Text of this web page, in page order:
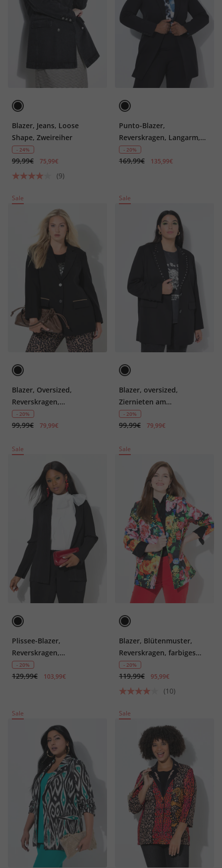
Blazer, Jeans, Loose
Shape, Zweireiher
- 24%
99,99€ 75,99€
(9)
Punto-Blazer,
Reverskragen, Langarm,
Komplettfutter
- 20%
169,99€ 135,99€
Sale
Blazer, Oversized,
Reverskragen,
Rückenschlitz
- 20%
99,99€ 79,99€
Sale
Blazer, oversized,
Ziernieten am
Reverskragen
- 20%
99,99€ 79,99€
Sale
Plissee-Blazer,
Reverskragen,
Knopfverschluss
- 20%
129,99€ 103,99€
Sale
Blazer, Blütenmuster,
Reverskragen, farbiges
Futter
- 20%
119,99€ 95,99€
(10)
Sale Sale